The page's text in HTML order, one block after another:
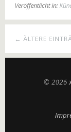
Veröffentlicht in:
← ÄLTERE
© 2026